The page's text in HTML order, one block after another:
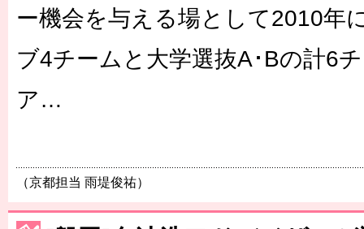
ー機会を与える場として2010年
ブ4チームと大学選抜A･Bの計6
ア…
（京都担当 雨堤俊祐）